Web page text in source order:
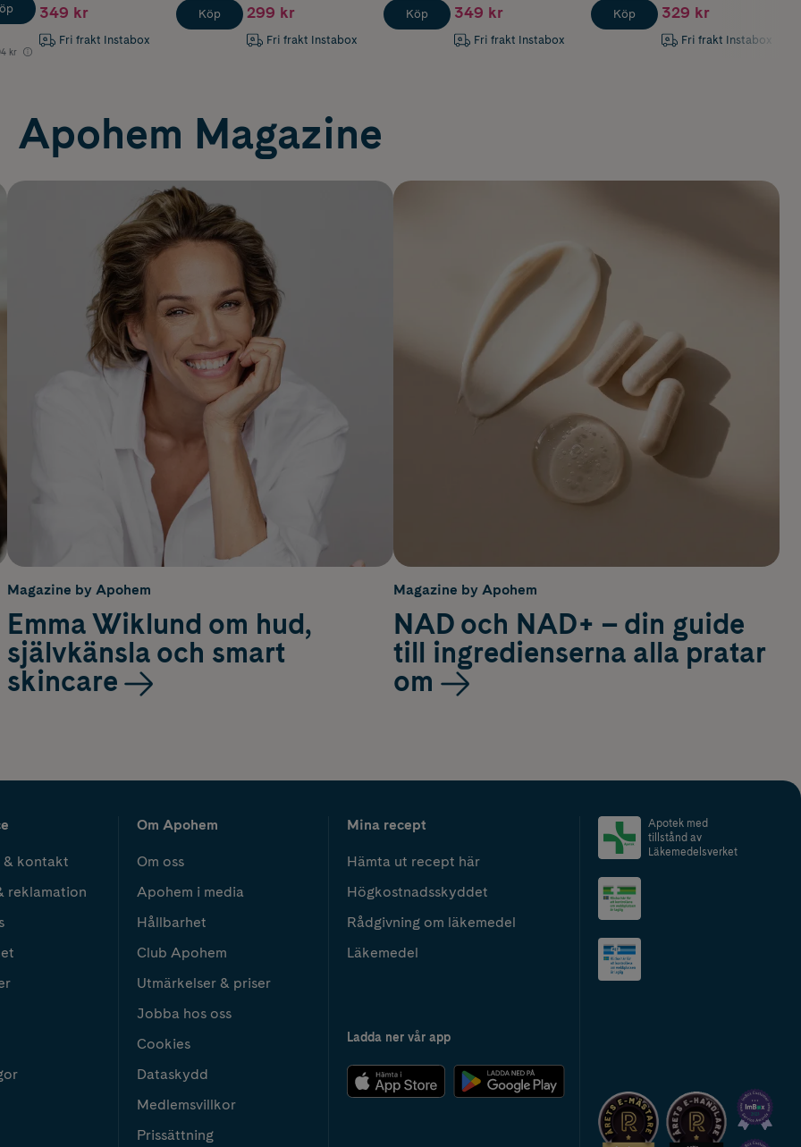
kr
349 kr
Fri frakt Instabox
Köp 299 kr
Fri frakt Instabox
Köp 349 kr
Fri frakt Instabox
Köp 329 kr
Fri frakt Instabox
Apohem Magazine
Magazine by Apohem
Emma Wiklund om hud,
självkänsla och smart
skincare
Magazine by Apohem
NAD och NAD+ – din guide
till ingredienserna alla pratar
om
& kontakt
reklamation
Om Apohem
Om oss
Apohem i media
Hållbarhet
Club Apohem
Utmärkelser & priser
Jobba hos oss
Cookies
Dataskydd
Medlemsvillkor
Prissättning
Mina recept
Hämta ut recept här
Högkostnadsskyddet
Rådgivning om läkemedel
Läkemedel
Ladda ner vår app
Apotek med
tillstånd av
Läkemedelsverket